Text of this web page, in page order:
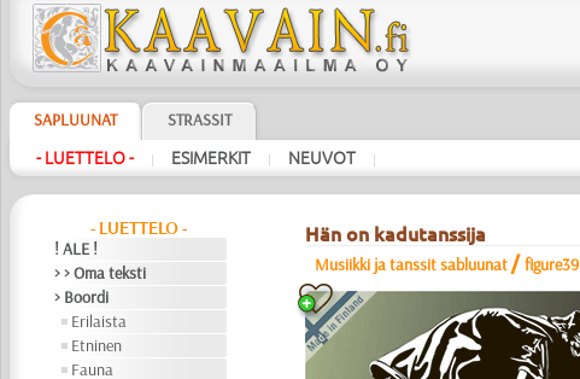
SAPLUUNAT STRASSIT
- LUETTELO - | ESIMERKIT | NEUVOT |
- LUETTELO -
! ALE !
> > Oma teksti
> Boordi
Erilaista
Etninen
Fauna
Hän on kadutanssija
Musiikki ja tanssit sabluunat /figure39